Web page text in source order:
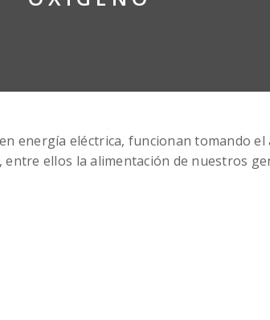
energía eléctrica, funcionan tomando
ellos la alimentación de nuestros